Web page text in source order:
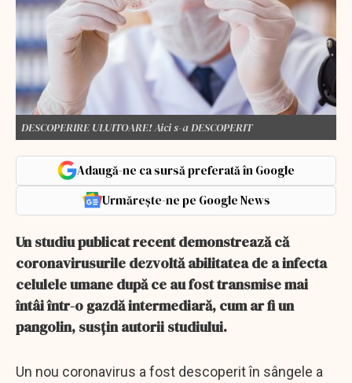
DESCOPERIRE ULUITOARE! Aici s-a DESCOPERIT
Adaugă-ne ca sursă preferată în Google
Urmărește-ne pe Google News
Un studiu publicat recent demonstrează că
coronavirusurile dezvoltă abilitatea de a infecta
celulele umane după ce au fost transmise mai
întâi într-o gazdă intermediară, cum ar fi un
pangolin, susțin autorii studiului.
Un nou coronavirus a fost descoperit în sângele a